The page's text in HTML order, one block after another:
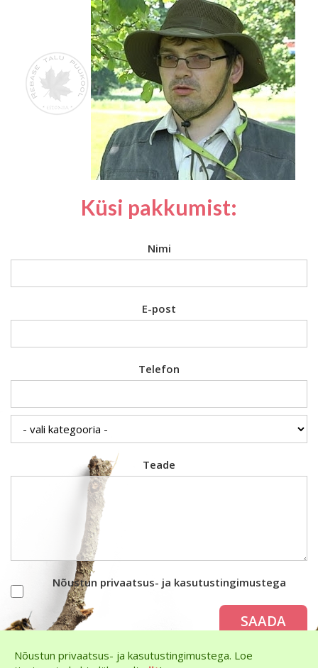
Küsi pakkumist:
Nimi
E-post
Telefon
Teade
Nõustun privaatsus- ja kasutustingimustega
SAADA
Nõustun privaatsus- ja kasutustingimustega. Loe